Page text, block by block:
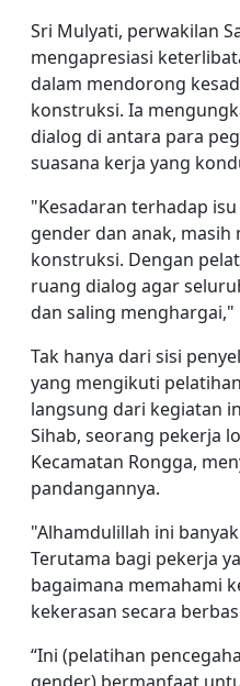
Sri Mulyati, perwakilan
mengapresiasi
dalam mendorong
konstruksi. Ia
dialog di antara para
suasana kerja yang
"Kesadaran terhadap
gender dan anak,
konstruksi. Dengan
ruang dialog agar
dan saling menghargai,"
Tak hanya dari sisi
yang mengikuti
langsung dari kegiatan
Sihab, seorang pekerja
Kecamatan Rongga,
pandangannya.
"Alhamdulillah ini
Terutama bagi pekerja
bagaimana memahami
kekerasan secara
“Ini (pelatihan